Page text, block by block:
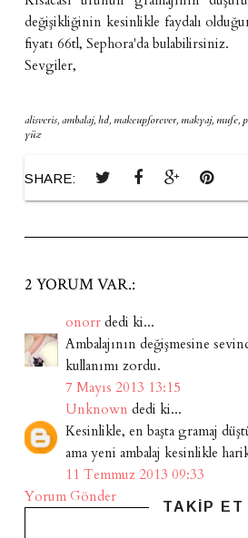
değişikliğinin kesinlikle faydalı
fiyatı 66tl, Sephora'da bulabilirsiniz.
Sevgiler,
alisveris,ambalaj,hd, makeupforever, makyaj, mufe,
yüz
SHARE:
2 YORUM VAR.:
onorrdedi ki...
Ambalajının değişmesine
kullanımı zordu.
7 Mayıs 2013 13:15
Unknown dedi ki...
Kesinlikle, en başta gramaj
ama yeni ambalaj kesinlikle
11 Temmuz 2013 09:33
Yorum Gönder
TAKİP ET